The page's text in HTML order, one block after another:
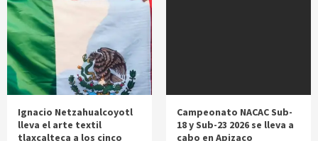
Ignacio Netzahualcoyotl
lleva el arte textil
tlaxcalteca a los cinco
Campeonato NACAC Sub-
18 y Sub-23 2026 se lleva a
cabo en Apizaco